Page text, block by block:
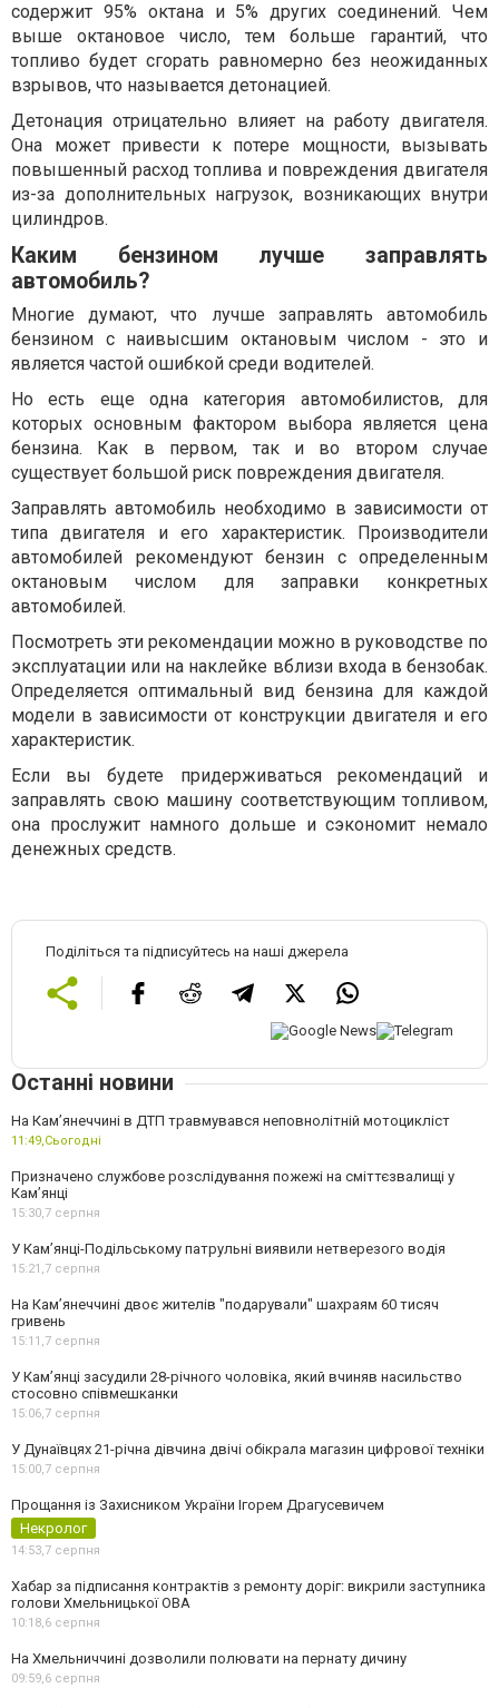
содержит 95% октана и 5% других соединений. Чем
выше октановое число, тем больше гарантий, что
топливо будет сгорать равномерно без неожиданных
взрывов, что называется детонацией.
Детонация отрицательно влияет на работу двигателя.
Она может привести к потере мощности, вызывать
повышенный расход топлива и повреждения двигателя
из-за дополнительных нагрузок, возникающих внутри
цилиндров.
Каким бензином лучше заправлять
автомобиль?
Многие думают, что лучше заправлять автомобиль
бензином с наивысшим октановым числом - это и
является частой ошибкой среди водителей.
Но есть еще одна категория автомобилистов, для
которых основным фактором выбора является цена
бензина. Как в первом, так и во втором случае
существует большой риск повреждения двигателя.
Заправлять автомобиль необходимо в зависимости от
типа двигателя и его характеристик. Производители
автомобилей рекомендуют бензин с определенным
октановым числом для заправки конкретных
автомобилей.
Посмотреть эти рекомендации можно в руководстве по
эксплуатации или на наклейке вблизи входа в бензобак.
Определяется оптимальный вид бензина для каждой
модели в зависимости от конструкции двигателя и его
характеристик.
Если вы будете придерживаться рекомендаций и
заправлять свою машину соответствующим топливом,
она прослужит намного дольше и сэкономит немало
денежных средств.
Поділіться та підписуйтесь на наші джерела
Останні новини
На Кам’янеччині в ДТП травмувався неповнолітній мотоцикліст
11:49,Сьогодні
Призначено службове розслідування пожежі на сміттєзвалищі у
Кам’янці
15:30,7 серпня
У Кам’янці-Подільському патрульні виявили нетверезого водія
15:21,7 серпня
На Камʼянеччині двоє жителів "подарували" шахраям 60 тисяч
гривень
15:11,7 серпня
У Камʼянці засудили 28-річного чоловіка, який вчиняв насильство
стосовно співмешканки
15:06,7 серпня
У Дунаївцях 21-річна дівчина двічі обікрала магазин цифрової техніки
15:00,7 серпня
Прощання із Захисником України Ігорем Драгусевичем
Некролог
14:53,7 серпня
Хабар за підписання контрактів з ремонту доріг: викрили заступника
голови Хмельницької ОВА
10:18,6 серпня
На Хмельниччині дозволили полювати на пернату дичину
09:59,6 серпня